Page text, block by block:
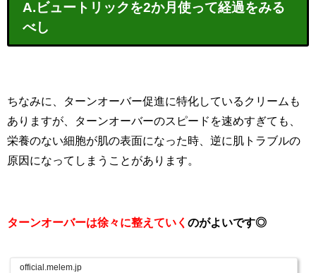
A.ビュートリックを2か月使って経過をみる
べし
ちなみに、ターンオーバー促進に特化しているクリームも
ありますが、ターンオーバーのスピードを速めすぎても、
栄養のない細胞が肌の表面になった時、逆に肌トラブルの
原因になってしまうことがあります。
ターンオーバーは徐々に整えていく のがよいです◎
official.melem.jp